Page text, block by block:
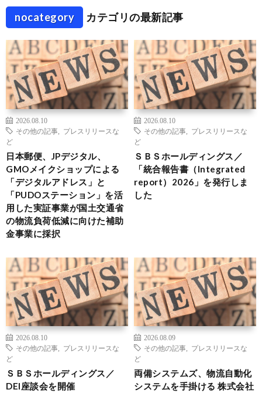
nocategory カテゴリの最新記事
2026.08.10
その他の記事
プレスリリースな
ど
日本郵便、JPデジタル、
GMOメイクショップによる
「デジタルアドレス」と
「PUDOステーション」を活
用した実証事業が国土交通省
の物流負荷低減に向けた補助
金事業に採択
2026.08.10
その他の記事
プレスリリースな
ど
ＳＢＳホールディングス／
「統合報告書（Integrated
report）2026」を発行しま
した
2026.08.10
その他の記事
プレスリリースな
ど
ＳＢＳホールディングス／
DEI座談会を開催
2026.08.09
その他の記事
プレスリリースな
ど
両備システムズ、物流自動化
システムを手掛ける 株式会社